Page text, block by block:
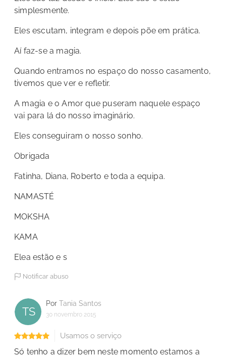
simplesmente.
Eles escutam, integram e depois põe em prática.
Aí faz-se a magia.
Quando entramos no espaço do nosso casamento,
tivemos que ver e refletir.
A magia e o Amor que puseram naquele espaço
vai para lá do nosso imaginário.
Eles conseguiram o nosso sonho.
Obrigada
Fatinha, Diana, Roberto e toda a equipa.
NAMASTÉ
MOKSHA
KAMA
Elea estão e s
Notificar abuso
TS
Por Tania Santos
30 novembro 2015
Usamos o serviço
Só tenho a dizer bem neste momento estamos a